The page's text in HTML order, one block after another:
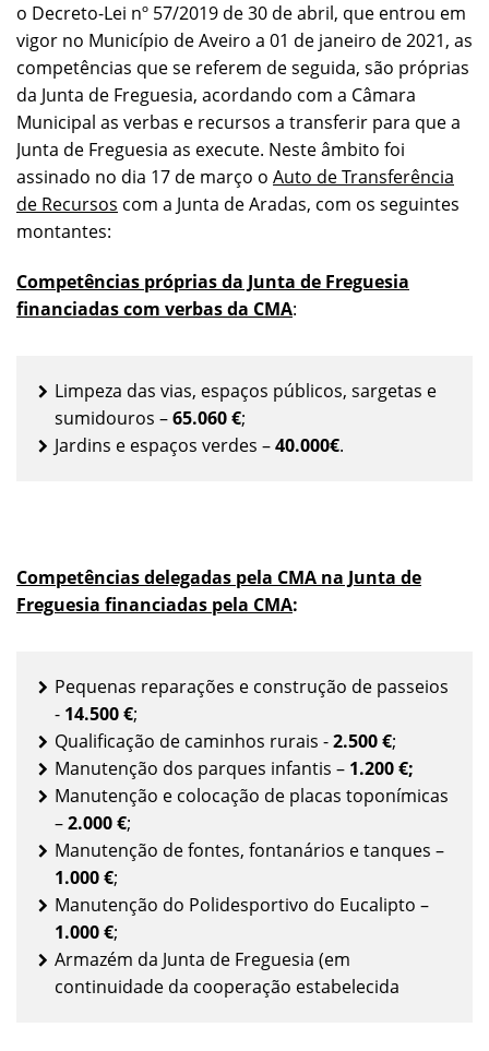
o Decreto-Lei nº 57/2019 de 30 de abril, que entrou em
vigor no Município de Aveiro a 01 de janeiro de 2021, as
competências que se referem de seguida, são próprias
da Junta de Freguesia, acordando com a Câmara
Municipal as verbas e recursos a transferir para que a
Junta de Freguesia as execute. Neste âmbito foi
assinado no dia 17 de março o Auto de Transferência
de Recursos com a Junta de Aradas, com os seguintes
montantes:
Competências próprias da Junta de Freguesia
financiadas com verbas da CMA:
Limpeza das vias, espaços públicos, sargetas e
sumidouros –65.060 €;
Jardins e espaços verdes –40.000€.
Competências delegadas pela CMA na Junta de
Freguesia financiadas pela CMA:
Pequenas reparações e construção de passeios
- 14.500 €;
Qualificação de caminhos rurais -2.500 €;
Manutenção dos parques infantis – 1.200 €;
Manutenção e colocação de placas toponímicas
–2.000 €;
Manutenção de fontes, fontanários e tanques –
1.000 €;
Manutenção do Polidesportivo do Eucalipto –
1.000 €;
Armazém da Junta de Freguesia (em
continuidade da cooperação estabelecida